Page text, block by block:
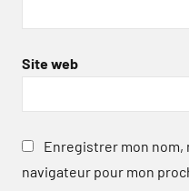
Site web
Enregistrer mon nom,
navigateur pour mon